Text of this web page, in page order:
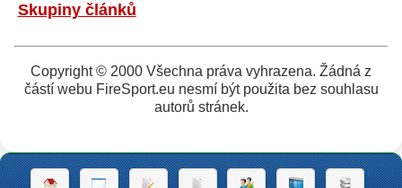
Skupiny článků
Copyright © 2000 Všechna práva vyhrazena. Žádná z
částí webu FireSport.eu nesmí být použita bez souhlasu
autorů stránek.